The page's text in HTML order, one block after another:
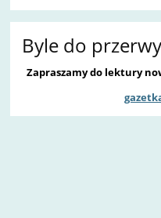
Byle do
Zapraszamy do lektury